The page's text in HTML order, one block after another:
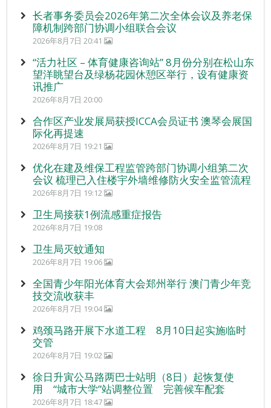
长者事务委员会2026年第二次全体会议及养老保
障机制跨部门协调小组联合会议
2026年8月7日 20:41
“活力社区 – 体育健康咨询站” 8月份分别在松山东
望洋眺望台及绿杨花园休憩区举行，设有健康资
讯推广
2026年8月7日 20:00
合作区产业发展局获授ICCA会员证书 澳琴会展国
际化再提速
2026年8月7日 19:21
优化在建及维保工程监管跨部门协调小组第二次
会议 梳理已入住楼宇外墙维修防火安全监管流程
2026年8月7日 19:12
卫生局接获1例流感重症报告
2026年8月7日 19:08
卫生局灭蚊通知
2026年8月7日 19:06
全国青少年阳光体育大会郑州举行 澳门青少年竞
技交流收获丰
2026年8月7日 19:04
鸡颈马路开展下水道工程 8月10日起实施临时
交管
2026年8月7日 19:02
徐日升寅公马路两巴士站明（8日）起恢复使
用 “城市大学”站调整位置 完善候车配套
2026年8月7日 18:47